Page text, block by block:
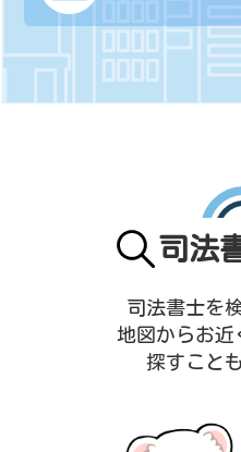
司法
司法書士を
地図からお近
探すこと